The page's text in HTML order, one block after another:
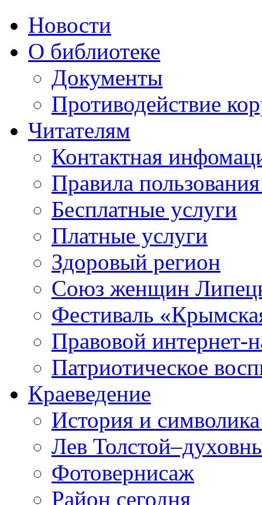
Новости
О библиотеке
Документы
Противодействие
Читателям
Контактная
Правила
Бесплатные услуги
Платные услуги
Здоровый регион
Союз женщин
Фестиваль
Правовой интернет-
Патриотическое
Краеведение
История и
Лев
Фотовернисаж
Район сегодня